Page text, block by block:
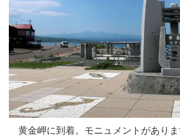
黄金岬に到着。モニュメントがあり